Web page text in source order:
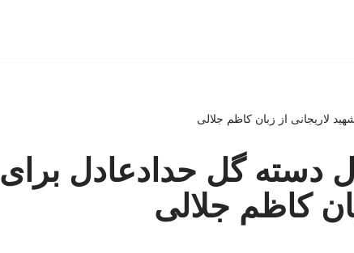
لاریجانی از زبان کاظم جلالی
دسته گل حدادعادل برای
کاظم جلالی